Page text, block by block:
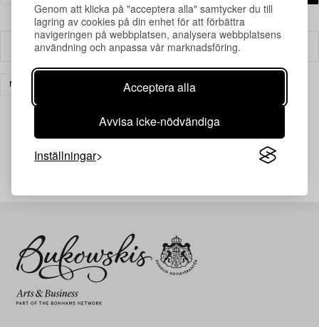
Genom att klicka på "acceptera alla" samtycker du till
lagring av cookies på din enhet för att förbättra
navigeringen på webbplatsen, analysera webbplatsens
användning och anpassa vår marknadsföring.
Acceptera alla
Avvisa icke-nödvändiga
Inställningar
Filter
MATTOR & TEXTIL RENSA ALLA
Din sökning gav ingen träff just nu.